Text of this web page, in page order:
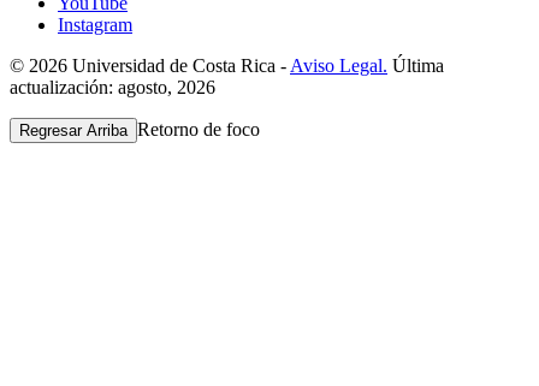
Instagram
© 2026 Universidad de Costa Rica - Aviso Legal. Última
actualización: agosto, 2026
Regresar Arriba Retorno de foco